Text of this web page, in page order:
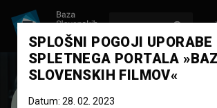
Mitja Ličen
SPLOŠNI POGOJI UPORABE
SPLETNEGA PORTALA
SLOVENSKIH FILMOV«
Datum: 28. 02. 2023